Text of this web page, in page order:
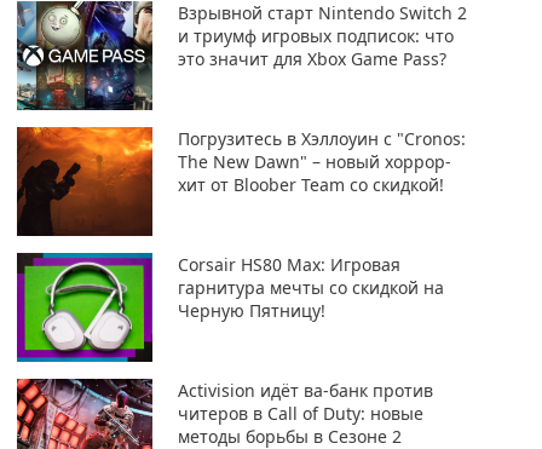
Взрывной старт Nintendo Switch 2
и триумф игровых подписок: что
это значит для Xbox Game Pass?
Погрузитесь в Хэллоуин с "Cronos:
The New Dawn" – новый хоррор-
хит от Bloober Team со скидкой!
Corsair HS80 Max: Игровая
гарнитура мечты со скидкой на
Черную Пятницу!
Activision идёт ва-банк против
читеров в Call of Duty: новые
методы борьбы в Сезоне 2